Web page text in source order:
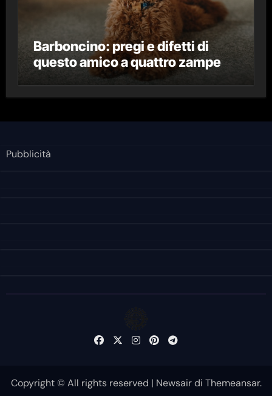
Barboncino: pregi e difetti di
questo amico a quattro zampe
Pubblicità
Copyright © All rights reserved | Newsairdi Themeansar.